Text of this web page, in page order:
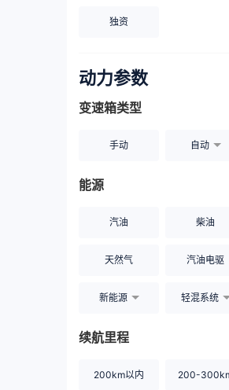
独资
动力参数
变速箱类型
手动 自动
能源
汽油 柴油
天然气 汽油电驱
新能源 轻混系统
续航里程
200km以内 200-